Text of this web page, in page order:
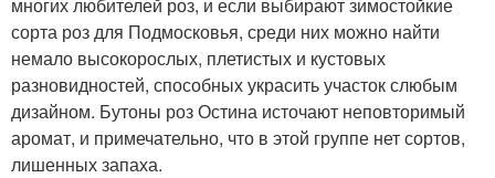
сорта роз для Подмосковья, среди них можно найти
немало высокорослых, плетистых и кустовых
разновидностей, способных украсить участок слюбым
дизайном. Бутоны роз Остина источают неповторимый
аромат, и примечательно, что в этой группе нет сортов,
лишенных запаха.